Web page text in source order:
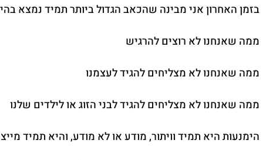
בזמן האחרון אני מבינה שהכאב הגדול ביותר תמיד נמצא
ממה שאנחנו לא רוצים להרגיש
ממה שאנחנו לא מצליחים להגיד לעצמנו
ממה שאנחנו לא מצליחים להגיד לבני הזוג או לילדים שלנו
הימנעות היא תמיד וויתור, מודע או לא מודע, והיא תמיד